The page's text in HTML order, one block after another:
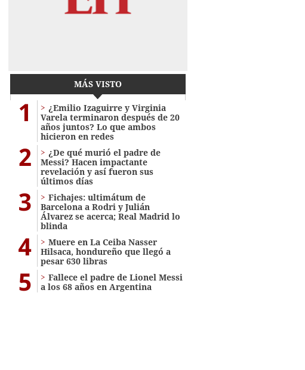
MÁS VISTO
1
¿Emilio Izaguirre y Virginia
Varela terminaron después de 20
años juntos? Lo que ambos
hicieron en redes
2
¿De qué murió el padre de
Messi? Hacen impactante
revelación y así fueron sus
últimos días
3
Fichajes: ultimátum de
Barcelona a Rodri y Julián
Álvarez se acerca; Real Madrid lo
blinda
4
Muere en La Ceiba Nasser
Hilsaca, hondureño que llegó a
pesar 630 libras
5
Fallece el padre de Lionel Messi
a los 68 años en Argentina